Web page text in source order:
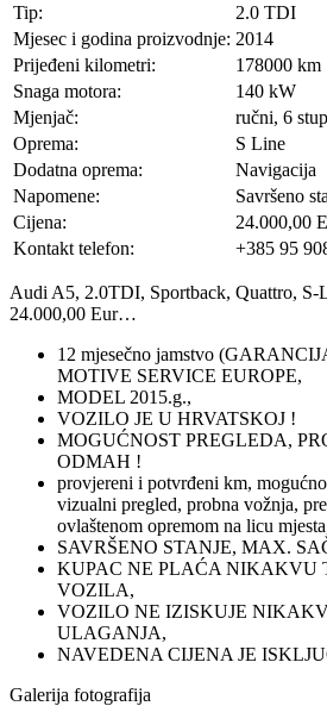
Tip:
2.0 TDI
Mjesec i godina proizvodnje: 2014
Prijeđeni kilometri:
178000 km
Snaga motora:
140 kW
Mjenjač:
ručni, 6
Oprema:
S Line
Dodatna oprema:
Navigacija
Napomene:
Savršeno
Cijena:
24.000,00
Kontakt telefon:
+385 95
Audi A5, 2.0TDI, Sportback, Quattro, S-
24.000,00 Eur…
12 mjesečno jamstvo
MOTIVE SERVICE EUROPE,
MODEL 2015.g.,
VOZILO JE U HRVATSKOJ !
MOGUĆNOST PREGLEDA,
ODMAH !
provjereni i potvrđeni km,
vizualni pregled, probna vožnja,
ovlaštenom opremom na licu
SAVRŠENO STANJE, MAX.
KUPAC NE PLAĆA NIKAKVU
VOZILA,
VOZILO NE IZISKUJE
ULAGANJA,
NAVEDENA CIJENA JE
Galerija fotografija